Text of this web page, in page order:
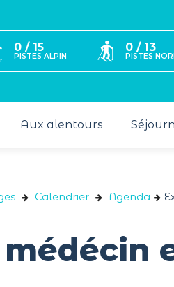
0 / 15
PISTES ALPIN
0 / 13
PISTES
Aux alentours
Calendrier Agenda